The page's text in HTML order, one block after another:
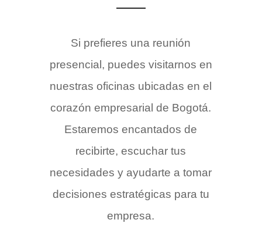
Si prefieres una reunión
presencial, puedes visitarnos en
nuestras oficinas ubicadas en el
corazón empresarial de Bogotá.
Estaremos encantados de
recibirte, escuchar tus
necesidades y ayudarte a tomar
decisiones estratégicas para tu
empresa.